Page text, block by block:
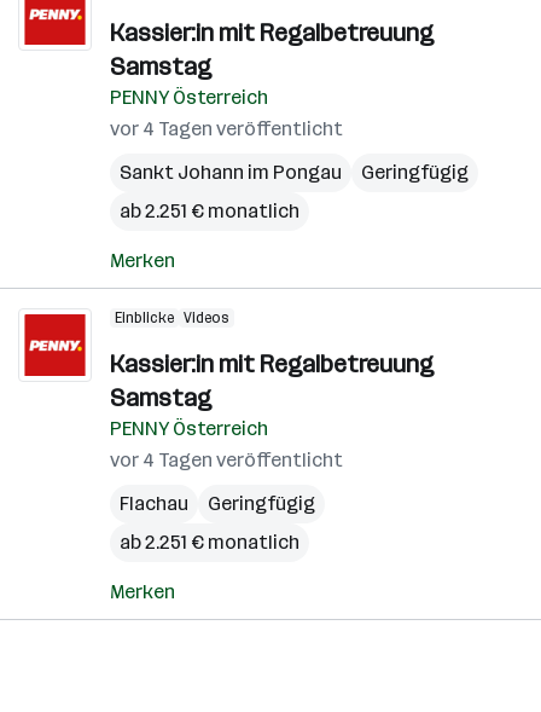
Kassier:in mit Regalbetreuung
Samstag
PENNY Österreich
vor 4 Tagen veröffentlicht
Sankt Johann im Pongau
Geringfügig
ab 2.251 € monatlich
Merken
Einblicke Videos
Kassier:in mit Regalbetreuung
Samstag
PENNY Österreich
vor 4 Tagen veröffentlicht
Flachau
Geringfügig
ab 2.251 € monatlich
Merken